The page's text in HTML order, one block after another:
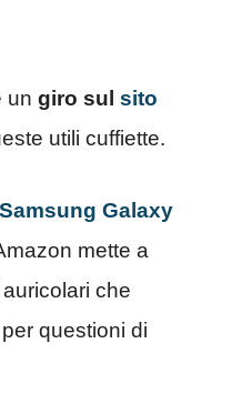
un giro sul sito
utili cuffiette.
Samsung Galaxy
mette a
che
questioni di